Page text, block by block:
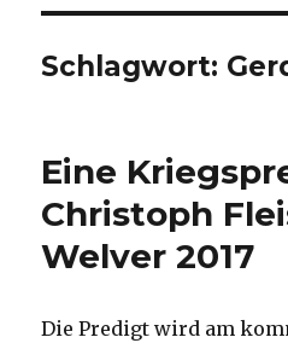
Schlagwort:
Eine
Christoph
Welver 2017
Die Predigt wird am